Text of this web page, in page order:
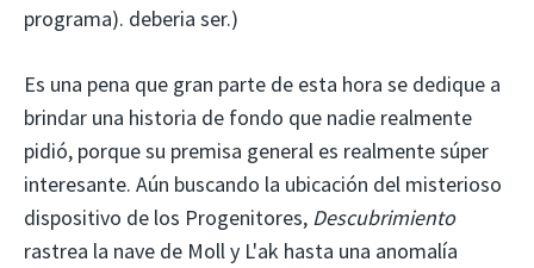
programa). deberia ser.)
Es una pena que gran parte de esta hora se dedique a
brindar una historia de fondo que nadie realmente
pidió, porque su premisa general es realmente súper
interesante. Aún buscando la ubicación del misterioso
dispositivo de los Progenitores, Descubrimiento
rastrea la nave de Moll y L'ak hasta una anomalía